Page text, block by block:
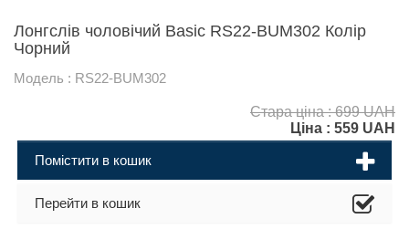
Лонгслів чоловічий Basic RS22-BUM302 Колір
Чорний
Модель : RS22-BUM302
Стара ціна : 699 UAH
Ціна : 559 UAH
Помістити в кошик
Перейти в кошик